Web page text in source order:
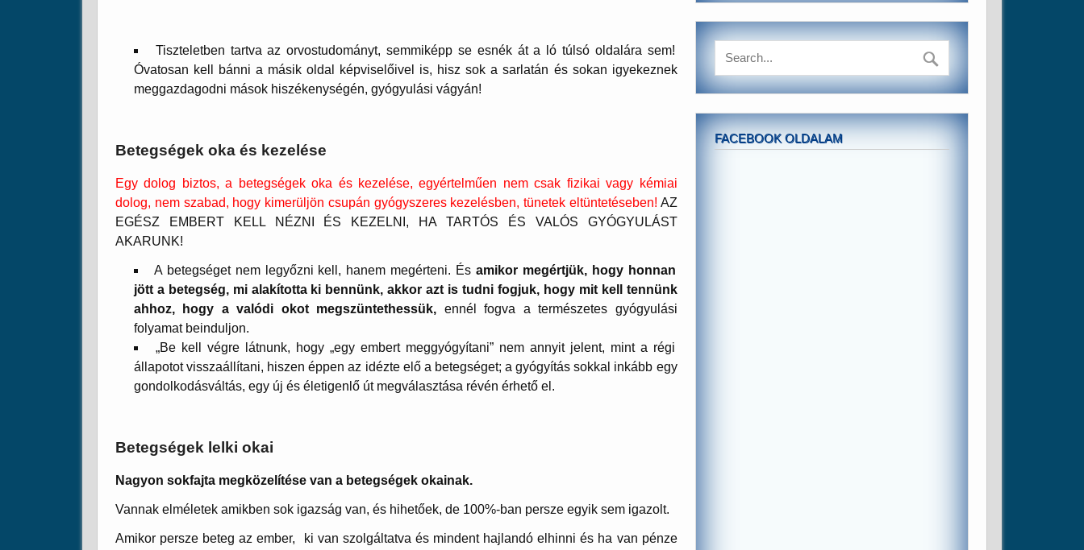
Tiszteletben tartva az orvostudományt, semmiképp se esnék át a ló túlsó oldalára sem!
Óvatosan kell bánni a másik oldal képviselőivel is, hisz sok a sarlatán és sokan igyekeznek
meggazdagodni mások hiszékenységén, gyógyulási vágyán!
Betegségek oka és kezelése
Egy dolog biztos, a betegségek oka és kezelése, egyértelműen nem csak fizikai vagy kémiai
dolog, nem szabad, hogy kimerüljön csupán gyógyszeres kezelésben, tünetek eltüntetéseben! AZ
EGÉSZ EMBERT KELL NÉZNI ÉS KEZELNI, HA TARTÓS ÉS VALÓS GYÓGYULÁST
AKARUNK!
A betegséget nem legyőzni kell, hanem megérteni. És amikor megértjük, hogy honnan
jött a betegség, mi alakította ki bennünk, akkor azt is tudni fogjuk, hogy mit kell tennünk
ahhoz, hogy a valódi okot megszüntethessük, ennél fogva a természetes gyógyulási
folyamat beinduljon.
„Be kell végre látnunk, hogy „egy embert meggyógyítani” nem annyit jelent, mint a régi
állapotot visszaállítani, hiszen éppen az idézte elő a betegséget; a gyógyítás sokkal inkább egy
gondolkodásváltás, egy új és életigenlő út megválasztása révén érhető el.
Betegségek lelki okai
Nagyon sokfajta megközelítése van a betegségek okainak.
Vannak elméletek amikben sok igazság van, és hihetőek, de 100%-ban persze egyik sem igazolt.
Amikor persze beteg az ember, ki van szolgáltatva és mindent hajlandó elhinni és ha van pénze
FACEBOOK OLDALAM